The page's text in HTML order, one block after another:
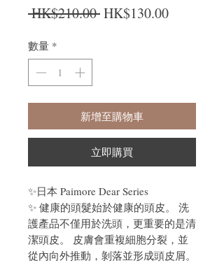
HK$210.00 一般價格
HK$130.00促銷價格
數量 *
新增至購物車
立即購買
✨日本 Paimore Dear Series
✨ 健康的頭髮始於健康的頭皮。 洗
護產品不僅用於洗頭，更重要的是清
潔頭皮。 皮膚會重複細胞分裂，並
從內向外推動，剝落並形成頭皮屑。